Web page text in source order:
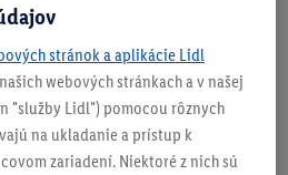
stránok a aplikácie Lidl
webových stránkach a v našej
"služby Lidl") pomocou rôznych
na ukladanie a prístup k
zariadení. Niektoré z nich sú